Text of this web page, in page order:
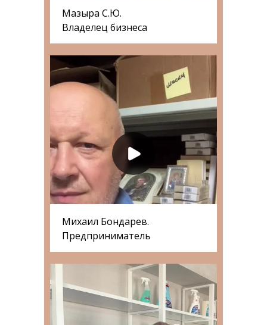
Мазыра С.Ю.
Владелец бизнеса
Михаил Бондарев.
Предприниматель